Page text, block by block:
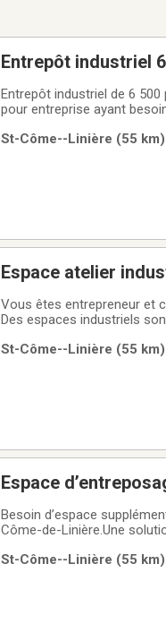
Entrepôt industriel
Entrepôt industriel de 6
pour entreprise ayant
(incluant porte de garage
St-Côme--Linière (55
Espace atelier
Vous êtes entrepreneur et
Des espaces industriels
croissance.Idéal pour :🔨
St-Côme--Linière (55
Espace
Besoin d’espace
Côme-de-Linière.Une
superficies✅ accès facile au
St-Côme--Linière (55